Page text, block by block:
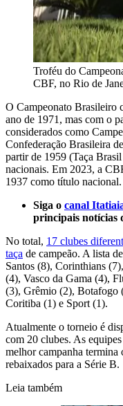
Troféu do
CBF, no Rio de
O Campeonato Brasileiro
ano de 1971, mas com o
considerados como
Confederação Brasileira
partir de 1959 (Taça
nacionais. Em 2023, a
1937 como título nacional.
Siga o canal
principais notícias
No total, 17 clubes
taça de campeão. A lista
Santos (8), Corinthians
(4), Vasco da Gama (4),
(3), Grêmio (2), Botafogo
Coritiba (1) e Sport (1).
Atualmente o torneio é
com 20 clubes. As
melhor campanha termina
rebaixados para a Série B.
Leia também